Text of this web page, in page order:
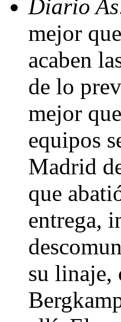
Diario
mejor
acaben
de lo
mejor
equipos
Madrid
que
entrega,
su linaje,